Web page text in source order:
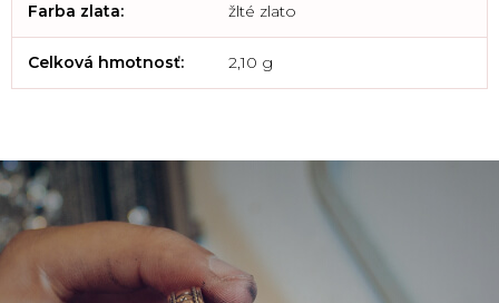
Farba zlata: žlté zlato
Celková hmotnosť: 2,10 g